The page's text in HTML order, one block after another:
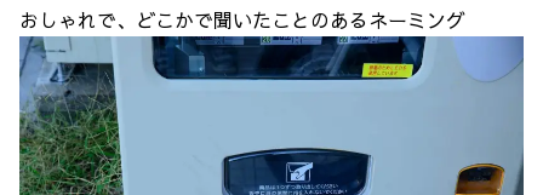
おしゃれで、どこかで聞いたことのあるネーミング